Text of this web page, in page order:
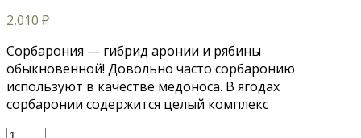
2,010 ₽
Сорбарония — гибрид аронии и рябины
обыкновенной! Довольно часто сорбаронию
используют в качестве медоноса. В ягодах
сорбаронии содержится целый комплекс